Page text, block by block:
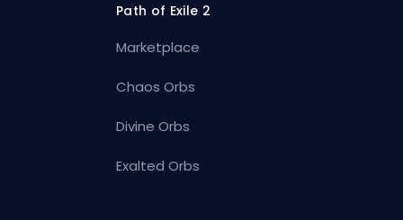
Path of Exile 2
Marketplace
Chaos Orbs
Divine Orbs
Exalted Orbs